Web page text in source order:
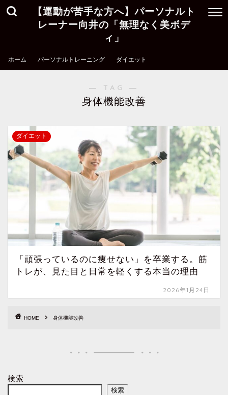
【運動が苦手な方へ】パーソナルト
レーナー向井の「無理なく美ボデ
ィ」
ホーム パーソナルトレーニング ダイエット
― TAG ―
身体機能改善
ダイエット
「頑張っているのに痩せない」を卒業する。筋
トレが、見た目と日常を軽くする本当の理由
2026年1月24日
HOME 身体機能改善
検索
検索